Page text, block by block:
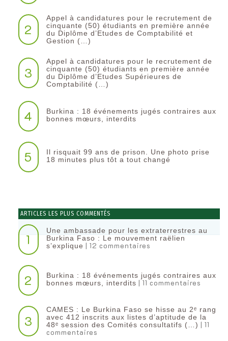
2
Appel à candidatures pour le recrutement de
cinquante (50) étudiants en première année
du Diplôme d’Etudes de Comptabilité et
Gestion (…)
3
Appel à candidatures pour le recrutement de
cinquante (50) étudiants en première année
du Diplôme d’Etudes Supérieures de
Comptabilité (…)
4
Burkina : 18 événements jugés contraires aux
bonnes mœurs, interdits
5
Il risquait 99 ans de prison. Une photo prise
18 minutes plus tôt a tout changé
ARTICLES LES PLUS COMMENTÉS
1
Une ambassade pour les extraterrestres au
Burkina Faso : Le mouvement raëlien
s’explique | 12 commentaires
2
Burkina : 18 événements jugés contraires aux
bonnes mœurs, interdits | 11 commentaires
3
CAMES : Le Burkina Faso se hisse au 2ᵉ rang
avec 412 inscrits aux listes d’aptitude de la
48ᵉ session des Comités consultatifs (…) | 11
commentaires